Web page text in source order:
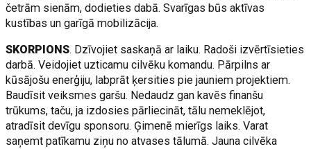
četrām sienām, dodieties dabā. Svarīgas būs aktīvas
kustības un garīgā mobilizācija.
SKORPIONS. Dzīvojiet saskaņā ar laiku. Radoši izvērtīsieties
darbā. Veidojiet uzticamu cilvēku komandu. Pārpilns ar
kūsājošu enerģiju, labprāt ķersities pie jauniem projektiem.
Baudīsit veiksmes garšu. Nedaudz gan kavēs finanšu
trūkums, taču, ja izdosies pārliecināt, tālu nemeklējot,
atradīsit devīgu sponsoru. Ģimenē mierīgs laiks. Varat
saņemt patīkamu ziņu no atvases tālumā. Jauna cilvēka